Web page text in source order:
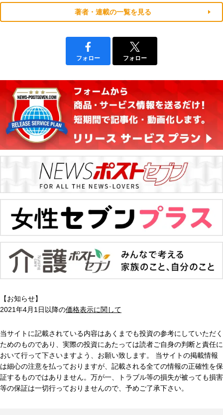
著者・連載の一覧を見る
フォロー フォロー
【お知らせ】
2021年4月1日以降の価格表示に関して
当サイトに記載されている内容はあくまでも投資の参考にしていただく
ためのものであり、実際の投資にあたっては読者ご自身の判断と責任に
おいて行って下さいますよう、お願い致します。 当サイトの掲載情報
は細心の注意を払っておりますが、記載される全ての情報の正確性を保
証するものではありません。万が一、トラブル等の損失が被っても損害
等の保証は一切行っておりませんので、予めご了承下さい。